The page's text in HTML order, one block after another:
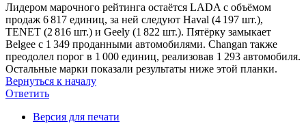
Лидером марочного рейтинга остаётся LADA с объёмом
продаж 6 817 единиц, за ней следуют Haval (4 197 шт.),
TENET (2 816 шт.) и Geely (1 822 шт.). Пятёрку замыкает
Belgee с 1 349 проданными автомобилями. Changan также
преодолел порог в 1 000 единиц, реализовав 1 293 автомобиля.
Остальные марки показали результаты ниже этой планки.
Вернуться к началу
Ответить
Версия для печати